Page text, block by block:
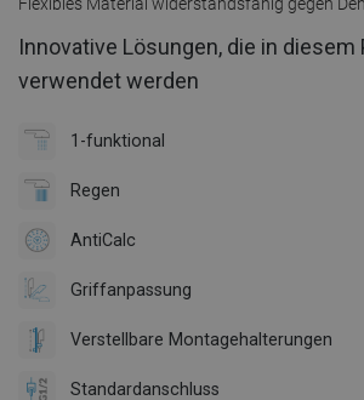
Innovative Lösungen, die in diesem
verwendet werden
1-funktional
Regen
AntiCalc
Griffanpassung
Verstellbare Montagehalterungen
Standardanschluss